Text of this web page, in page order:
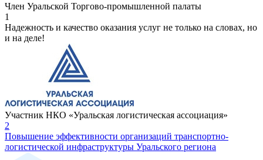
Член Уральской Торгово-промышленной палаты
1
Надежность и качество оказания услуг не только на словах, но
и на деле!
Участник НКО «Уральская логистическая ассоциация»
2
Повышение эффективности организаций транспортно-
логистической инфраструктуры Уральского региона